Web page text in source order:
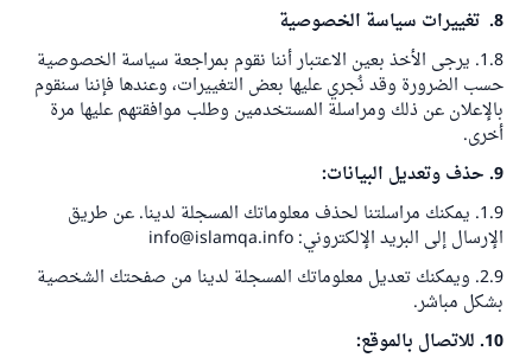
8. تغييرات سياسة الخصوصية
1.8. يرجى الأخذ بعين الاعتبار أننا نقوم بمراجعة سياسة الخصوصية
حسب الضرورة وقد نُجري عليها بعض التغييرات، وعندها فإننا سنقوم
بالإعلان عن ذلك ومراسلة المستخدمين وطلب موافقتهم عليها مرة
أخرى.
9. حذف وتعديل البيانات:
1.9. يمكنك مراسلتنا لحذف معلوماتك المسجلة لدينا. عن طريق
الإرسال إلى البريد الإلكتروني:info@islamqa.info
2.9. ويمكنك تعديل معلوماتك المسجلة لدينا من صفحتك الشخصية
بشكل مباشر.
10. للاتصال بالموقع: